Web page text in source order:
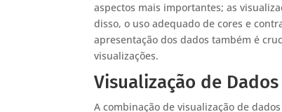
aspectos mais importantes; as
disso, o uso adequado de cores e
apresentação dos dados também é
visualizações.
Visualização de
A combinação de visualização de